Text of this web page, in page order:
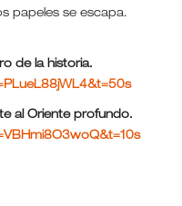
papeles se escapa.
de la historia.
al Oriente profundo.